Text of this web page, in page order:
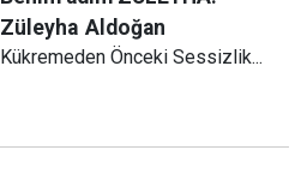
Züleyha Aldoğan
Kükremeden Önceki Sessizlik...